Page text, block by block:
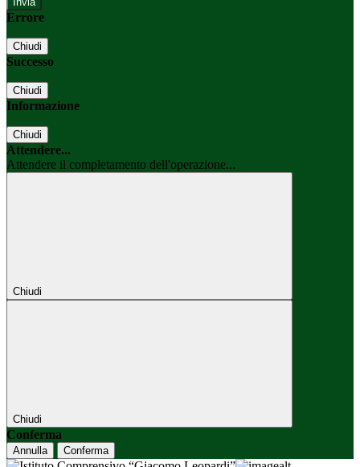
Errore
Chiudi
Successo
Chiudi
Informazione
Chiudi
Attendere...
Attendere il completamento dell'operazione...
Chiudi
Chiudi
Conferma
Annulla Conferma